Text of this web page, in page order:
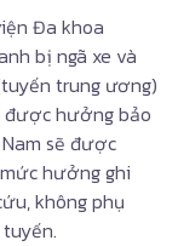
Đa khoa
bị ngã xe và
trung ương)
được hưởng bảo
sẽ được
hưởng ghi
không phụ